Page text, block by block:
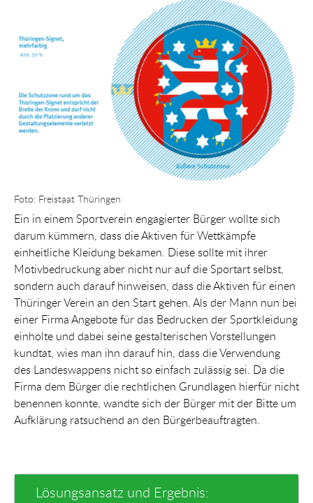
Foto: Freistaat Thüringen
Ein in einem Sportverein engagierter Bürger wollte sich
darum kümmern, dass die Aktiven für Wettkämpfe
einheitliche Kleidung bekamen. Diese sollte mit ihrer
Motivbedruckung aber nicht nur auf die Sportart selbst,
sondern auch darauf hinweisen, dass die Aktiven für einen
Thüringer Verein an den Start gehen. Als der Mann nun bei
einer Firma Angebote für das Bedrucken der Sportkleidung
einholte und dabei seine gestalterischen Vorstellungen
kundtat, wies man ihn darauf hin, dass die Verwendung
des Landeswappens nicht so einfach zulässig sei. Da die
Firma dem Bürger die rechtlichen Grundlagen hierfür nicht
benennen konnte, wandte sich der Bürger mit der Bitte um
Aufklärung ratsuchend an den Bürgerbeauftragten.
Lösungsansatz und Ergebnis: